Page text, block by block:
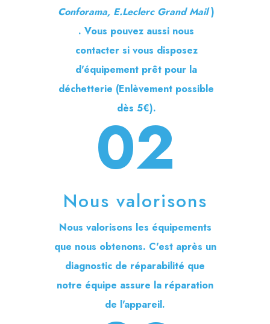
Conforama, E.Leclerc Grand Mail)
. Vous pouvez aussi nous
contacter si vous disposez
d'équipement prêt pour la
déchetterie (Enlèvement possible
dès 5€).
02
Nous valorisons
Nous valorisons les équipements
que nous obtenons. C'est après un
diagnostic de réparabilité que
notre équipe assure la réparation
de l'appareil.